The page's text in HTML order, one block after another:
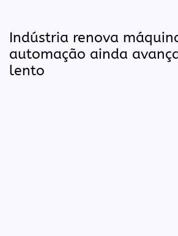
Indústria renova
automação ainda
lento